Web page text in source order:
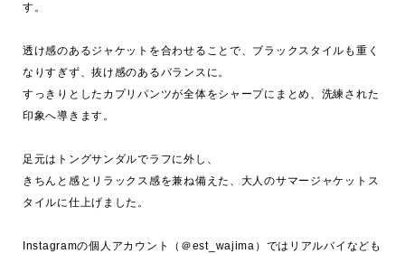
す。
透け感のあるジャケットを合わせることで、ブラックスタイルも重く
なりすぎず、抜け感のあるバランスに。
すっきりとしたカプリパンツが全体をシャープにまとめ、洗練された
印象へ導きます。
足元はトングサンダルでラフに外し、
きちんと感とリラックス感を兼ね備えた、大人のサマージャケットス
タイルに仕上げました。
Instagramの個人アカウント（＠est_wajima）ではリアルバイなども